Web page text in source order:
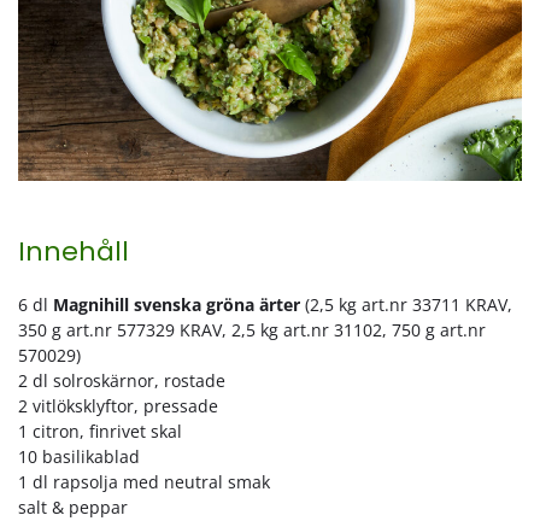
Innehåll
6 dl Magnihill svenska gröna ärter (2,5 kg art.nr 33711 KRAV,
350 g art.nr 577329 KRAV, 2,5 kg art.nr 31102, 750 g art.nr
570029)
2 dl solroskärnor, rostade
2 vitlöksklyftor, pressade
1 citron, finrivet skal
10 basilikablad
1 dl rapsolja med neutral smak
salt & peppar